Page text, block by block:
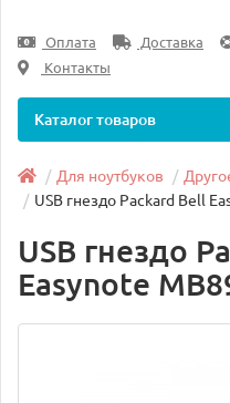
Оплата Доставка
Контакты
Каталог товаров
Для ноутбуков
USB гнездо Packard Bell
USB гнездо
Easynote